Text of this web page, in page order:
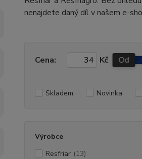
nenajdete daný díl v našem e-
Cena: Kč Od
Skladem Novinka
Výrobce
Resfriar (13)